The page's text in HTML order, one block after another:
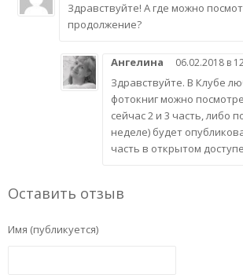
Здравствуйте! А где можно
продолжение?
Ангелина 06.02.2018 в
Здравствуйте. В Клубе
фотокниг можно
сейчас 2 и 3 часть, либо
неделе) будет
часть в открытом
Оставить отзыв
Имя (публикуется)